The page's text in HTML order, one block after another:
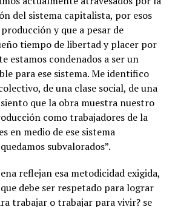
del sistema capitalista, por esos
y que a pesar de
tiempo de libertad y placer por
estamos condenados a ser un
para ese sistema. Me identifico
de una clase social, de una
que la obra muestra nuestro
como trabajadores de la
en medio de ese sistema
subvalorados”.
reflejan esa metodicidad exigida,
debe ser respetado para lograr
trabajar o trabajar para vivir? se